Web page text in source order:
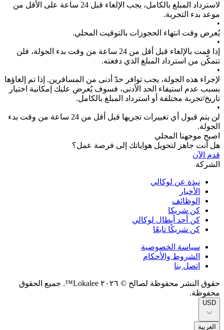
لاسترداد المبلغ بالكامل، يجب الإلغاء قبل 24 ساعة على الأقل من
موعد بدء التجربة.
•
يُعرض وقت انتهاء الحجوزات بالتوقيت المحلي.
•
إذا قمت بالإلغاء قبل أقل من 24 ساعة من وقت بدء الجولة، فلن
تتمكّن من استرداد المبلغ الذي دفعته.
•
لإجراء هذه الجولة، يجب توافر حدّ أدنى من المسافرين. إذا تم إلغاؤها
بسبب عدم استيفاء الحد الأدنى، فسوف يُعرض عليك إمكانية اختيار
تاريخ/تجربة مختلفة أو استرداد المبلغ بالكامل.
•
لن يتم قبول أي تغييرات تجريها قبل أقل من 24 ساعة من وقت بدء
الجولة.
اصبح موجهنا المحلي
هل أنت جاهز لتحويل هواياتك إلى فرصة عمل؟
قدم الآن
الشركة
نبذة عن لوكالي
الأخبار
الوظائف
كن شريكا
كن أحد أبطال لوكالي
كن شريكًا تابعًا
سياسة الخصوصية
الشروط والأحكام
اتصل بنا
حقوق النشر محفوظة لصالح © ٢٠٢٦ Lokalee™. جميع الحقوق
محفوظة.
USD
العربية